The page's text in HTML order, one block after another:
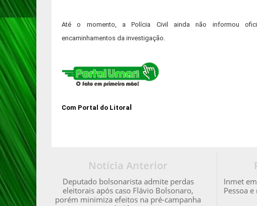
Até o momento, a Polícia Civil ainda não informou
encaminhamentos da investigação.
Com Portal do Litora
Inmet
Pessoa
Notícia Anterior
Deputado bolsonarista admite perdas
eleitorais após caso Flávio Bolsonaro,
porém minimiza efeitos na pré-campanha